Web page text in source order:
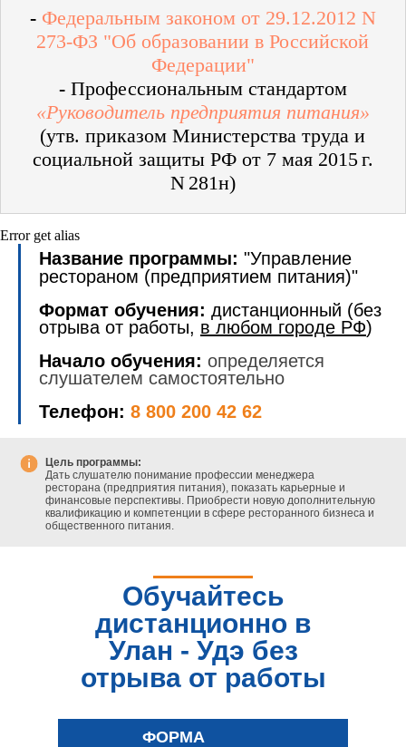
- Федеральным законом от 29.12.2012 N
273-ФЗ "Об образовании в Российской
Федерации"
-Профессиональным стандартом
«Руководитель предприятия питания»
(утв. приказом Министерства труда и
социальной защиты РФ от 7 мая 2015 г.
N 281н)
Error get alias
Название программы: "Управление
рестораном (предприятием питания)"
Формат обучения: дистанционный (без
отрыва от работы, в любом городе РФ)
Начало обучения: определяется
слушателем самостоятельно
Телефон: 8 800 200 42 62
Цель программы:
Дать слушателю понимание профессии менеджера
ресторана (предприятия питания), показать карьерные и
финансовые перспективы. Приобрести новую дополнительную
квалификацию и компетенции в сфере ресторанного бизнеса и
общественного питания.
Обучайтесь
дистанционно в
Улан - Удэ без
отрыва от работы
ФОРМА